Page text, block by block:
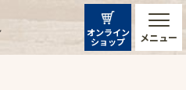
メニュー
オンライン
ショップ